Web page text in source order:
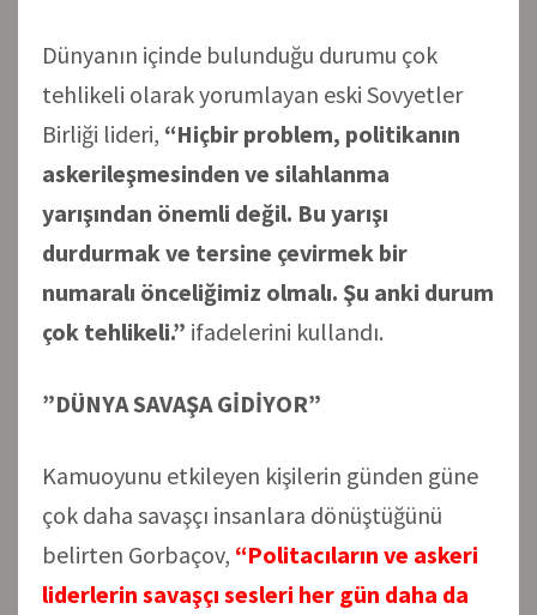
Dünyanın içinde bulunduğu durumu çok
tehlikeli olarak yorumlayan eski Sovyetler
Birliği lideri, “Hiçbir problem, politikanın
askerileşmesinden ve silahlanma
yarışından önemli değil. Bu yarışı
durdurmak ve tersine çevirmek bir
numaralı önceliğimiz olmalı. Şu anki durum
çok tehlikeli.” ifadelerini kullandı.
”DÜNYA SAVAŞA GİDİYOR”
Kamuoyunu etkileyen kişilerin günden güne
çok daha savaşçı insanlara dönüştüğünü
belirten Gorbaçov, “Politacıların ve askeri
liderlerin savaşçı sesleri her gün daha da